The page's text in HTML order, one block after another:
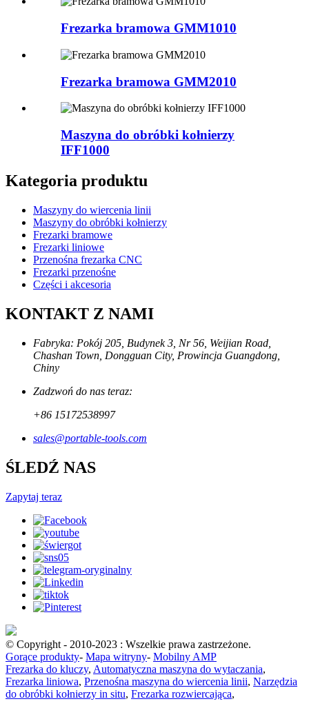
Frezarka bramowa GMM1010
Frezarka bramowa GMM2010
Maszyna do obróbki kołnierzy
IFF1000
Kategoria produktu
Maszyny do wiercenia linii
Maszyny do obróbki kołnierzy
Frezarki bramowe
Frezarki liniowe
Przenośna frezarka CNC
Frezarki przenośne
Części i akcesoria
KONTAKT Z NAMI
Fabryka: Pokój 205, Budynek 3, Nr 56, Weijian Road,
Chashan Town, Dongguan City, Prowincja Guangdong,
Chiny
Zadzwoń do nas teraz:
+86 15172538997
sales@portable-tools.com
ŚLEDŹ NAS
Zapytaj teraz
© Copyright - 2010-2023 : Wszelkie prawa zastrzeżone.
Gorące produkty- Mapa witryny- Mobilny AMP
Frezarka do kluczy, Automatyczna maszyna do wytaczania,
Frezarka liniowa, Przenośna maszyna do wiercenia linii, Narzędzia
do obróbki kołnierzy in situ, Frezarka rozwiercająca,